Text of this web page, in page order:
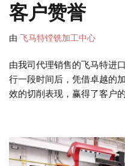
客户赞誉
由 飞马特镗铣加工中心
由我司代理销售的飞马特进
行一段时间后，凭借卓越的
效的切削表现，赢得了客户